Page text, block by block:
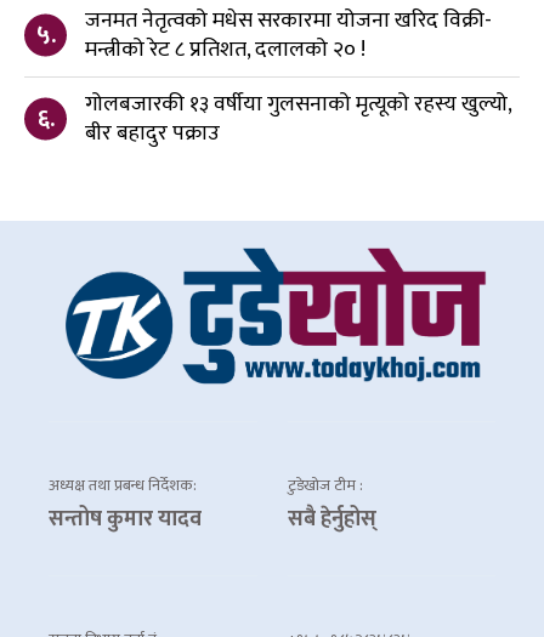
५.
जनमत नेतृत्वको मधेस सरकारमा योजना खरिद विक्री-
मन्त्रीको रेट ८ प्रतिशत, दलालको २० !
६.
गोलबजारकी १३ वर्षीया गुलसनाको मृत्यूको रहस्य खुल्यो,
बीर बहादुर पक्राउ
अध्यक्ष तथा प्रबन्ध निर्देशक:
सन्तोष कुमार यादव
टुडेखोज टीम :
सबै हेर्नुहोस्